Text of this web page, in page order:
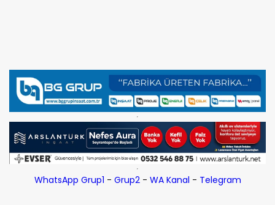
WhatsApp Grup1 - Grup2- WA Kanal - Telegram